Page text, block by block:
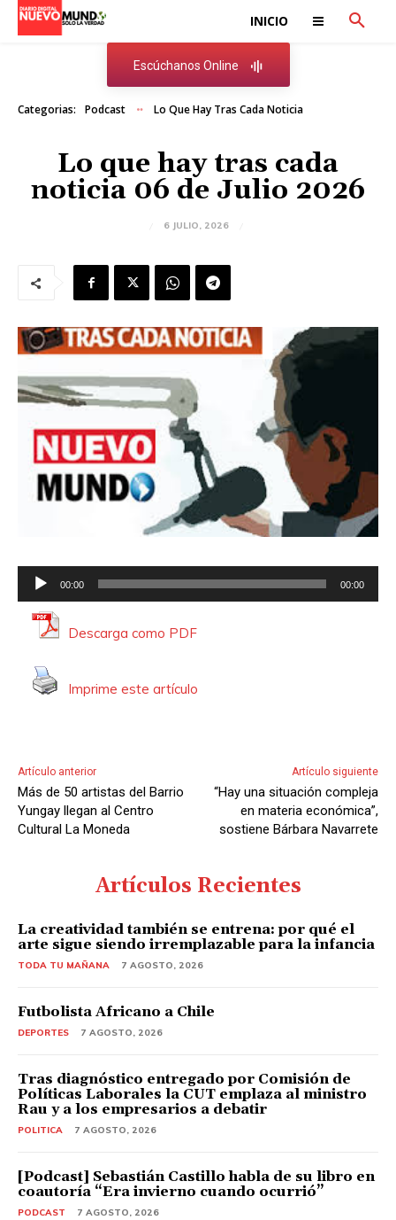
INICIO
Escúchanos Online
Categorias: Podcast Lo Que Hay Tras Cada Noticia
Lo que hay tras cada
noticia 06 de Julio 2026
6 JULIO, 2026
e
o
r
d
d
i
o
00:00 00:00
Descarga como PDF
Imprime este artículo
Artículo anterior
Más de 50 artistas del Barrio
Yungay llegan al Centro
Cultural La Moneda
Artículo siguiente
“Hay una situación compleja
en materia económica”,
sostiene Bárbara Navarrete
Artículos Recientes
La creatividad también se entrena: por qué el
arte sigue siendo irremplazable para la infancia
TODA TU MAÑANA 7 AGOSTO, 2026
Futbolista Africano a Chile
DEPORTES 7 AGOSTO, 2026
Tras diagnóstico entregado por Comisión de
Políticas Laborales la CUT emplaza al ministro
Rau y a los empresarios a debatir
POLITICA 7 AGOSTO, 2026
[Podcast] Sebastián Castillo habla de su libro en
coautoría “Era invierno cuando ocurrió”
PODCAST 7 AGOSTO, 2026